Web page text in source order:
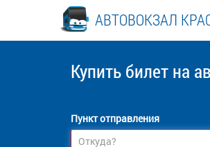
АВТОВОКЗАЛ
Купить билет на
Пункт отправления